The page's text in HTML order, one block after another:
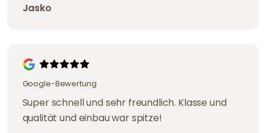
Jasko
Google-Bewertung
Super schnell und sehr freundlich. Klasse und
qualität und einbau war spitze!